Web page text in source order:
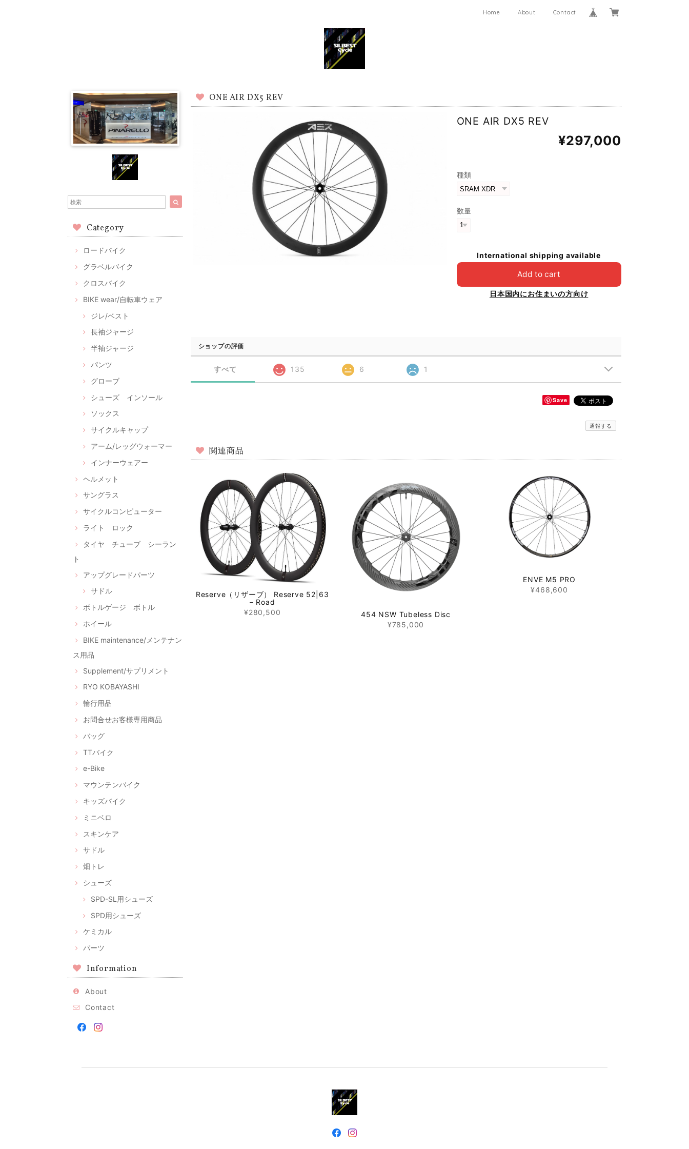
Home About Contact
Category
ロードバイク
グラベルバイク
クロスバイク
BIKE wear/自転車ウェア
ジレ/ベスト
長袖ジャージ
半袖ジャージ
パンツ
グローブ
シューズ インソール
ソックス
サイクルキャップ
アーム/レッグウォーマー
インナーウェアー
ヘルメット
サングラス
サイクルコンピューター
ライト ロック
タイヤ チューブ シーラン
ト
アップグレードパーツ
サドル
ボトルゲージ ボトル
ホイール
BIKE maintenance/メンテナン
ス用品
Supplement/サプリメント
RYO KOBAYASHI
輪行用品
お問合せお客様専用商品
バッグ
TTバイク
e-Bike
マウンテンバイク
キッズバイク
ミニベロ
スキンケア
サドル
畑トレ
シューズ
SPD-SL用シューズ
SPD用シューズ
ケミカル
パーツ
Information
About
Contact
ONE AIR DX5 REV
ONE AIR DX5 REV
¥297,000
種類
数量
International shipping available
Add to cart
日本国内にお住まいの方向け
ショップの評価
すべて 135 6 1
Save
通報する
関連商品
Reserve（リザーブ） Reserve 52|63
– Road
¥280,500
454 NSW Tubeless Disc
¥785,000
ENVE M5 PRO
¥468,600